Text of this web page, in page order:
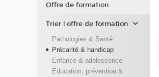
Offre de formation
Trier l'offre de formation
Pathologies & Santé
Précarité & handicap
Enfance & adolescence
Éducation, prévention &